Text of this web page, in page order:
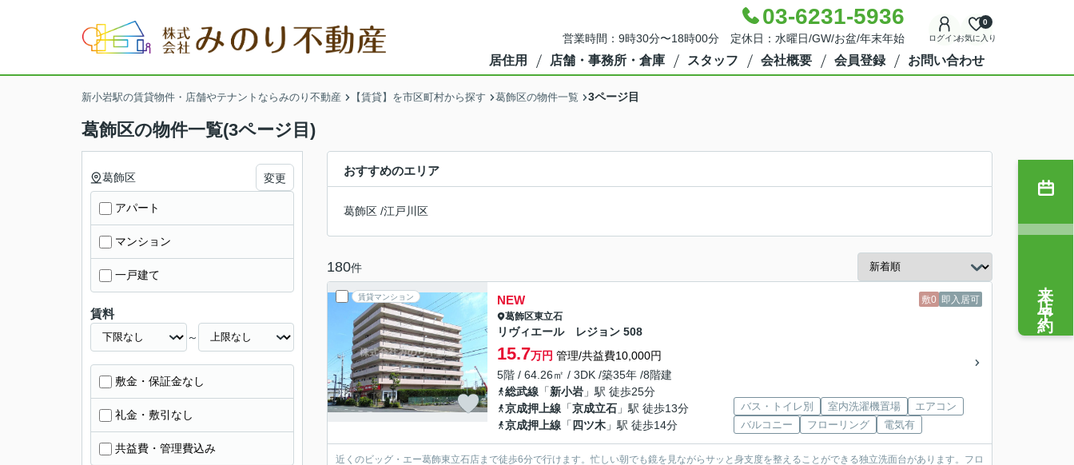
03-6231-5936
営業時間：9時30分〜18時00分 定休日：水曜日/GW/お盆/年末年始 ログインお気に入り
0
居住用 店舗・事務所・倉庫 スタッフ 会社概要 会員登録 お問い合わせ
新小岩駅の賃貸物件・店舗やテナントならみのり不動産 【賃貸】を市区町村から探す 葛飾区の物件一覧 3ページ目
葛飾区の物件一覧(3ページ目)
おすすめのエリア
葛飾区 /江戸川区
180件
賃貸マンション 敷0 即入居可
NEW
葛飾区東立石
リヴィエール レジョン 508
15.7万円 管理/共益費10,000円
5階 / 64.26㎡ / 3DK /築35年 /8階建
総武線 「新小岩 」駅 徒歩25分
京成押上線 「京成立石 」駅 徒歩13分
京成押上線 「 四ツ木 」駅 徒歩14分
バス・トイレ別 室内洗濯機置場
エアコン
バルコニー
フローリング 電気有
近くのビッグ・エー葛飾東立石店まで徒歩6分で行けます。忙しい朝でも鏡を見ながらサッと身支度を整えることができる独立洗面台があります。フロ
葛飾区 変更
アパート
マンション
一戸建て
賃料
～
敷金・保証金なし
礼金・敷引なし
共益費・管理費込み
来店予約